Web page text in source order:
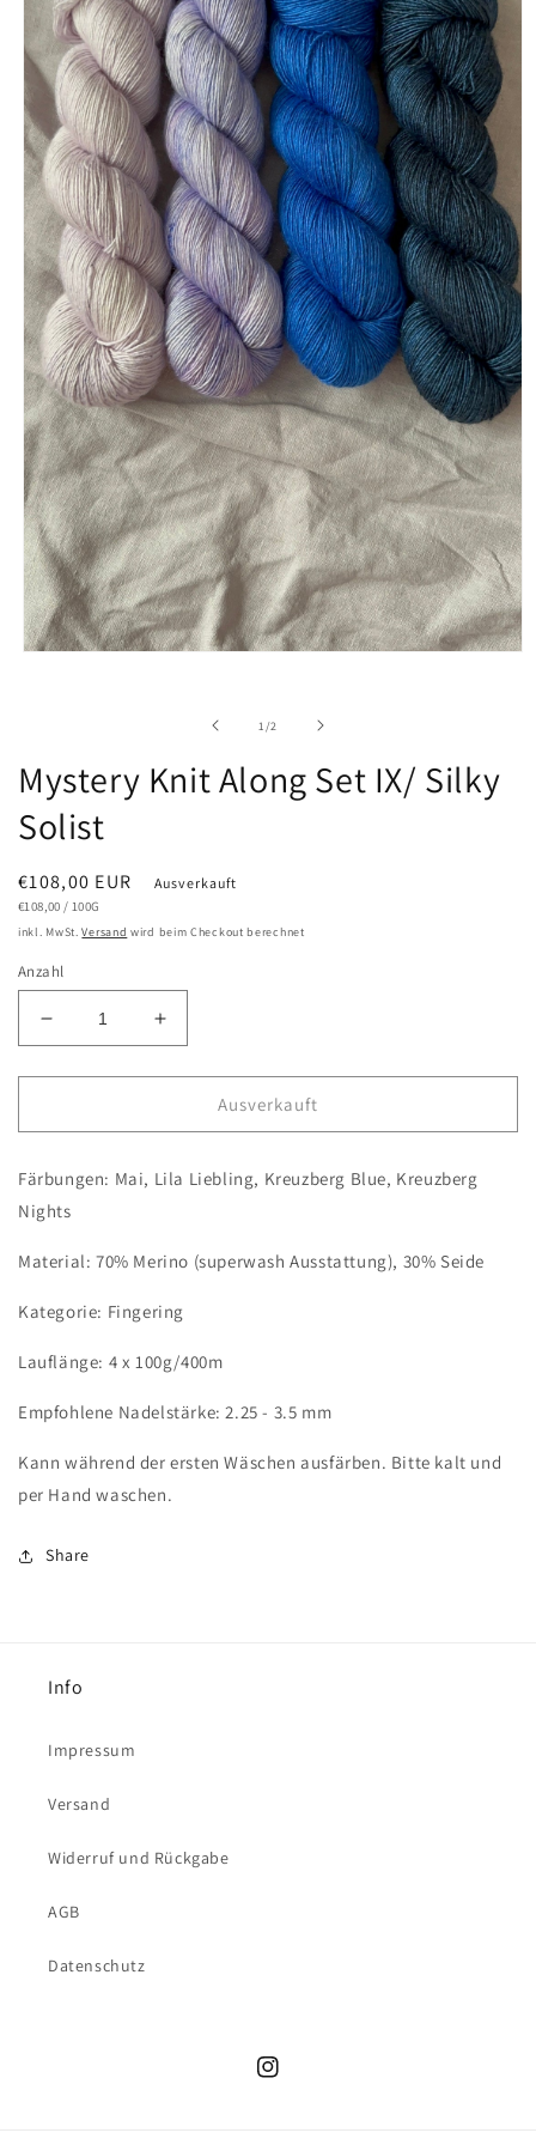
1/von
2
Mystery Knit Along Set IX/ Silky
Solist
Normaler
Preis
€108,00 EUR
GRUNDPREIS
€108,00 / PRO
100G
Ausverkauft
inkl. MwSt.Versand wird beim Checkout berechnet
Anzahl
Verringere
die
Menge
Mystery
Along
Set
Silky
Erhöhe
die
Menge
Mystery
Along
Silky
Ausverkauft
Färbungen: Mai, Lila Liebling, Kreuzberg Blue, Kreuzberg
Nights
Material: 70% Merino (superwash Ausstattung), 30% Seide
Kategorie: Fingering
Lauflänge: 4 x 100g/400m
Empfohlene Nadelstärke: 2.25 - 3.5 mm
Kann während der ersten Wäschen ausfärben. Bitte kalt und
per Hand waschen.
Share
Info
Impressum
Versand
Widerruf und Rückgabe
AGB
Datenschutz
Instagram